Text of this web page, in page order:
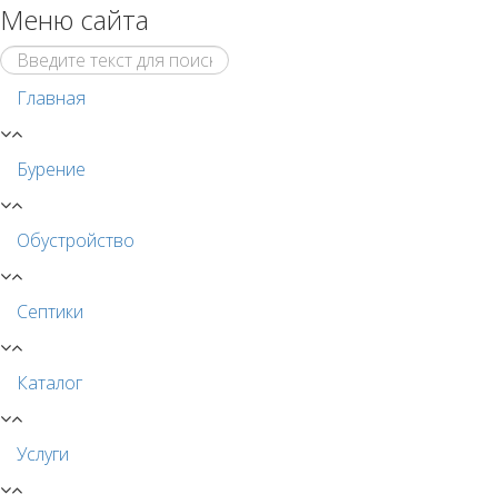
Меню сайта
Главная
Бурение
Обустройство
Септики
Каталог
Услуги